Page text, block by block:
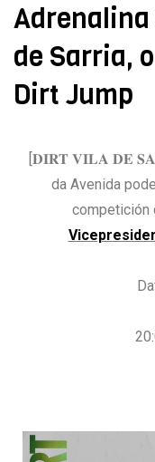
de Sarria,
Dirt Jump
[𝐃𝐈𝐑𝐓 𝐕𝐈𝐋𝐀 𝐃𝐄
da Avenida
competición